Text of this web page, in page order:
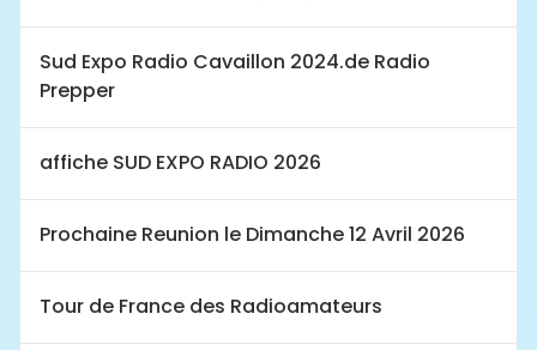
Sud Expo Radio Cavaillon 2024.de Radio
Prepper
affiche SUD EXPO RADIO 2026
Prochaine Reunion le Dimanche 12 Avril 2026
Tour de France des Radioamateurs